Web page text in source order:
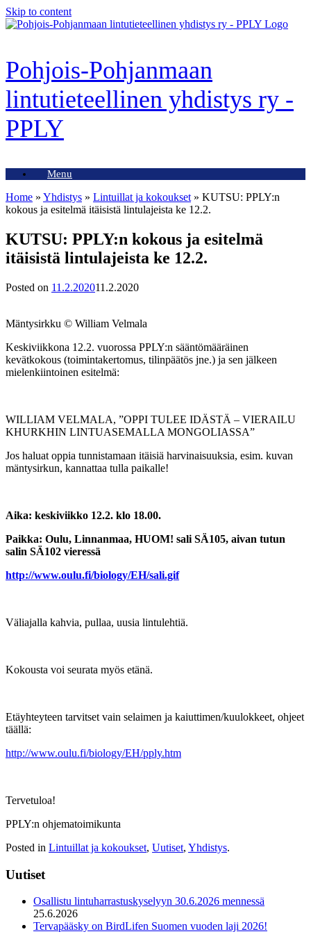
Skip to content
Pohjois-Pohjanmaan
lintutieteellinen yhdistys ry -
PPLY
Menu
Home » Yhdistys » Lintuillat ja kokoukset » KUTSU: PPLY:n
kokous ja esitelmä itäisistä lintulajeista ke 12.2.
KUTSU: PPLY:n kokous ja esitelmä
itäisistä lintulajeista ke 12.2.
Posted on 11.2.202011.2.2020
Mäntysirkku © William Velmala
Keskiviikkona 12.2. vuorossa PPLY:n sääntömääräinen
kevätkokous (toimintakertomus, tilinpäätös jne.) ja sen jälkeen
mielenkiintoinen esitelmä:
WILLIAM VELMALA, ”OPPI TULEE IDÄSTÄ – VIERAILU
KHURKHIN LINTUASEMALLA MONGOLIASSA”
Jos haluat oppia tunnistamaan itäisiä harvinaisuuksia, esim. kuvan
mäntysirkun, kannattaa tulla paikalle!
Aika: keskiviikko 12.2. klo 18.00.
Paikka: Oulu, Linnanmaa, HUOM! sali SÄ105, aivan tutun
salin SÄ102 vieressä
http://www.oulu.fi/biology/EH/sali.gif
Väliajalla kahvia, pullaa, uusia lintulehtiä.
Kokousta voi seurata myös etänä.
Etäyhteyteen tarvitset vain selaimen ja kaiuttimen/kuulokkeet, ohjeet
täällä:
http://www.oulu.fi/biology/EH/pply.htm
Tervetuloa!
PPLY:n ohjematoimikunta
Posted in Lintuillat ja kokoukset, Uutiset, Yhdistys.
Uutiset
Osallistu lintuharrastuskyselyyn 30.6.2026 mennessä
25.6.2026
Tervapääsky on BirdLifen Suomen vuoden laji 2026!